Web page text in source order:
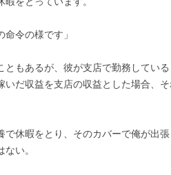
令の様です」
ともあるが、彼が支店で勤務してい
いだ収益を支店の収益とした場合、
で休暇をとり、そのカバーで俺が出
い。